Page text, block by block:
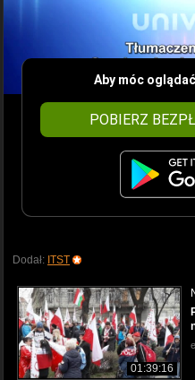
Aby móc
POBIERZ
Dodał: ITST
01:39:16